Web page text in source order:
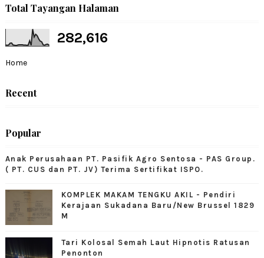
Total Tayangan Halaman
282,616
Home
Recent
Popular
Anak Perusahaan PT. Pasifik Agro Sentosa - PAS Group.
( PT. CUS dan PT. JV) Terima Sertifikat ISPO.
KOMPLEK MAKAM TENGKU AKIL - Pendiri
Kerajaan Sukadana Baru/New Brussel 1829
M
Tari Kolosal Semah Laut Hipnotis Ratusan
Penonton